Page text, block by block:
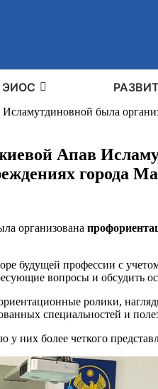
ЭИОС
была
Апав
города
организована
будущей профессии с
вопросы и обсудить
ролики,
специальностей и
них более четкого